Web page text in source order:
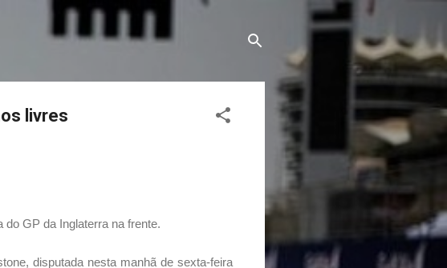
livres
GP da Inglaterra na frente.
disputada nesta manhã de sexta-feira